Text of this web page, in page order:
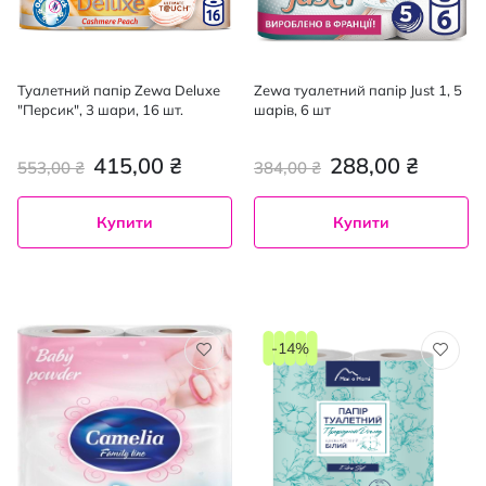
Туалетний папір Zewa Deluxe
"Персик", 3 шари, 16 шт.
415,00 ₴
553,00 ₴
Купити
Zewa туалетний папір Just 1, 5
шарів, 6 шт
288,00 ₴
384,00 ₴
Купити
-14%